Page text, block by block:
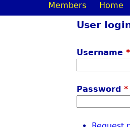
M
Members Home
User
Username*
Password*